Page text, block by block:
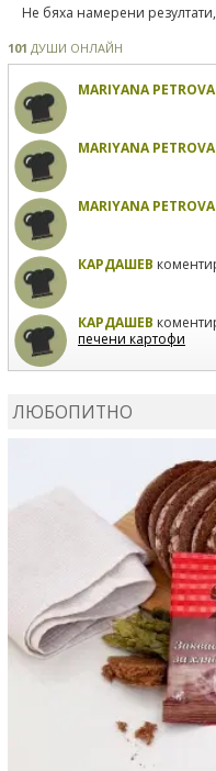
Не бяха намерени
101 ДУШИ ОНЛАЙН
MARIYANA PETROVA
MARIYANA PETROVA
MARIYANA PETROVA
КАРДАШЕВ
КАРДАШЕВ
печени картофи
ЛЮБОПИТНО